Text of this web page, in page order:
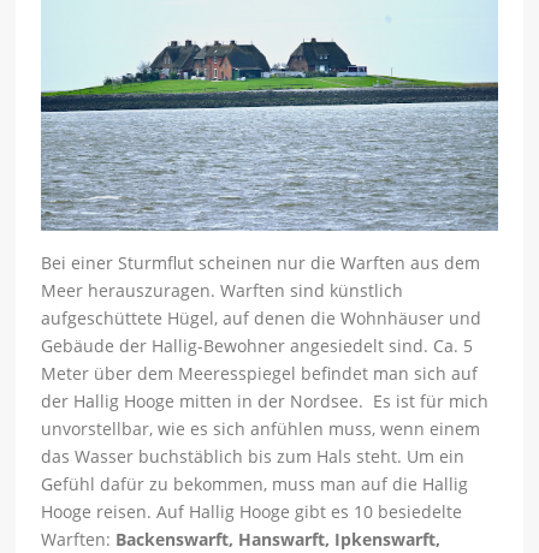
Bei einer Sturmflut scheinen nur die Warften aus dem
Meer herauszuragen. Warften sind künstlich
aufgeschüttete Hügel, auf denen die Wohnhäuser und
Gebäude der Hallig-Bewohner angesiedelt sind. Ca. 5
Meter über dem Meeresspiegel befindet man sich auf
der Hallig Hooge mitten in der Nordsee. Es ist für mich
unvorstellbar, wie es sich anfühlen muss, wenn einem
das Wasser buchstäblich bis zum Hals steht. Um ein
Gefühl dafür zu bekommen, muss man auf die Hallig
Hooge reisen. Auf Hallig Hooge gibt es 10 besiedelte
Warften: Backenswarft, Hanswarft, Ipkenswarft,